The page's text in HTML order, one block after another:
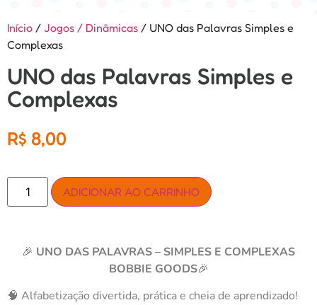
Início / Jogos / Dinâmicas / UNO das Palavras Simples e
Complexas
UNO das Palavras Simples e
Complexas
R$ 8,00
ADICIONAR AO CARRINHO
🎉 UNO DAS PALAVRAS – SIMPLES E COMPLEXAS
BOBBIE GOODS🎉
🧠 Alfabetização divertida, prática e cheia de aprendizado!